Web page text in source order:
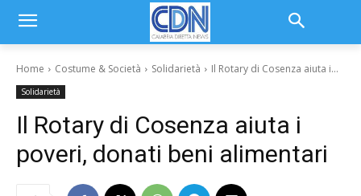
Home Costume & Società Solidarietà Il Rotary di Cosenza aiuta i...
Solidarietà
Il Rotary di Cosenza aiuta i
poveri, donati beni alimentari